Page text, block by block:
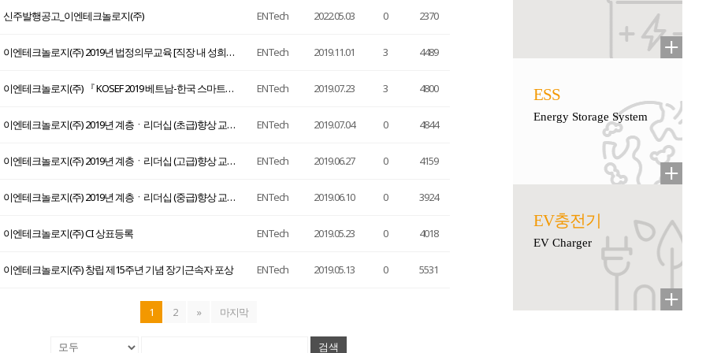
신주발행공고_이엔테크놀로지(주) ENTech 2022.05.03 0 2370
이엔테크놀로지(주) 2019년 법정의무교육 [직장 내 성희롱 예방교육, 장애인 인식개선교육, 괴롭힘 방지교육] 진행 ENTech 2019.11.01 3 4489
이엔테크놀로지(주) 『 KOSEF 2019 베트남-한국 스마트전력에너지전시회 』 참가 ENTech 2019.07.23 3 4800
이엔테크놀로지(주) 2019년 계층ㆍ리더십 (초급)향상 교육과정 진행 ENTech 2019.07.04 0 4844
이엔테크놀로지(주) 2019년 계층ㆍ리더십 (고급)향상 교육과정 진행 ENTech 2019.06.27 0 4159
이엔테크놀로지(주) 2019년 계층ㆍ리더십 (중급)향상 교육과정 진행 ENTech 2019.06.10 0 3924
이엔테크놀로지(주) CI 상표등록 ENTech 2019.05.23 0 4018
이엔테크놀로지(주) 창립 제15주년 기념 장기근속자 포상 ENTech 2019.05.13 0 5531
1 2 » 마지막
검색
ESS
Energy Storage System
EV충전기
EV Charger